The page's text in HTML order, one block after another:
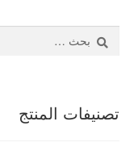
عن:
تصنيفات المنتج